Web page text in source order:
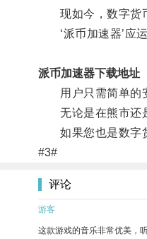
现如今，数字货币
‘派币加速器’应运
派币加速器下载地址
用户只需简单的安
无论是在熊市还是
如果您也是数字货
#3#
评论
游客
这款游戏的音乐非常优美，